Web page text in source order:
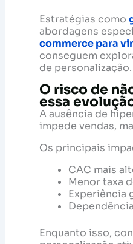
Estratégias como
abordagens
commerce para
conseguem
de personalização.
O risco de
essa
A ausência de
impede vendas,
Os principais
CAC mais
Menor taxa
Experiência
Enquanto isso,